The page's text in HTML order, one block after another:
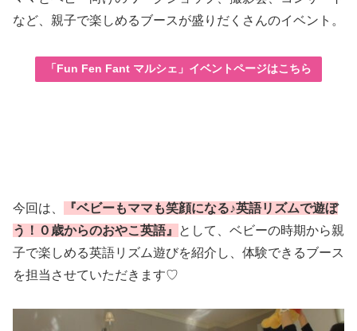
など、親子で楽しめるブースが盛りだくさんのイベント。
「Fun Fen Fant マルシェ」イベントページはこちら
今回は、
『ベビーもママも笑顔になる♪英語リズムで遊ぼ
う！０歳からのおやこ英語』
として、ベビーの時期から親
子で楽しめる英語リズム遊びを紹介し、体験できるブース
を担当させていただきます♡